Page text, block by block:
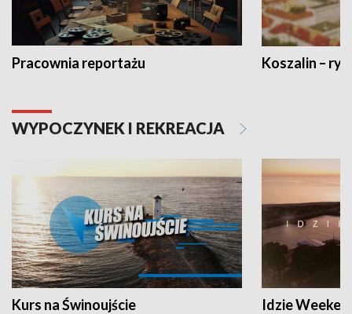
Pracownia reportażu Koszalin –
WYPOCZYNEK I REKREACJA
Kurs na Świnoujście Idzie